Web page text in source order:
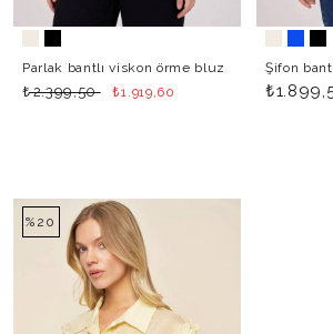
Parlak bantlı viskon örme bluz
₺2.399,50 ₺1.919,60
Şifon
₺
%20